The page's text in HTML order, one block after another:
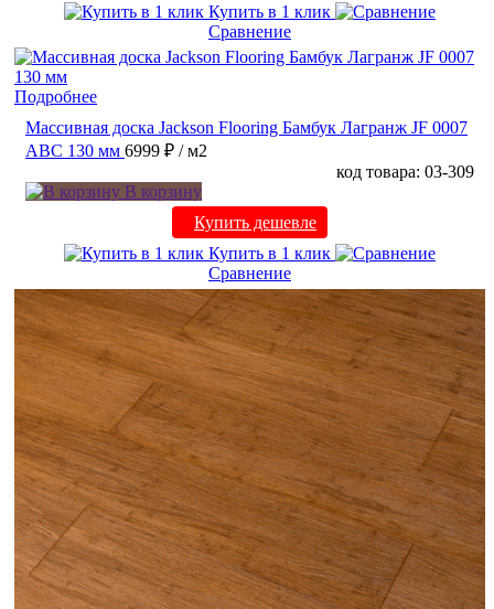
Купить в 1 клик
Сравнение
Подробнее
Массивная доска Jackson Flooring Бамбук Лагранж JF 0007
ABC 130 мм 6999 ₽ / м2
код товара: 03-309
В корзину
Купить дешевле
Купить в 1 клик
Сравнение